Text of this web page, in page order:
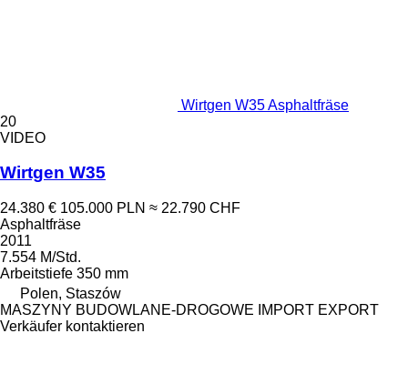
Wirtgen W35 Asphaltfräse
20
VIDEO
Wirtgen W35
24.380 € 105.000 PLN ≈ 22.790 CHF
Asphaltfräse
2011
7.554 M/Std.
Arbeitstiefe 350 mm
Polen, Staszów
MASZYNY BUDOWLANE-DROGOWE IMPORT EXPORT
Verkäufer kontaktieren